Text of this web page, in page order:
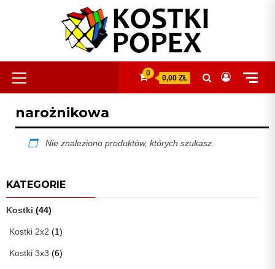
Primary
Menu
0
0,00 ZŁ
narożnikowa
Nie znaleziono produktów, których szukasz.
KATEGORIE
Kostki (44)
Kostki 2x2 (1)
Kostki 3x3 (6)